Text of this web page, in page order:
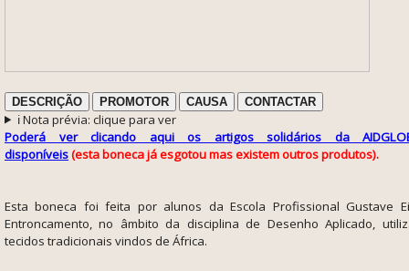
DESCRIÇÃO PROMOTOR CAUSA CONTACTAR
ℹ️ Nota prévia: clique para ver
Poderá ver clicando aqui os artigos solidários da
disponíveis(esta boneca já esgotou mas existem outros produtos).
Esta boneca foi feita por alunos da Escola Profissional Gustave
Entroncamento, no âmbito da disciplina de Desenho Aplicado,
tecidos tradicionais vindos de África.